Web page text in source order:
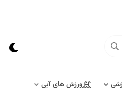
ورزش های آبی